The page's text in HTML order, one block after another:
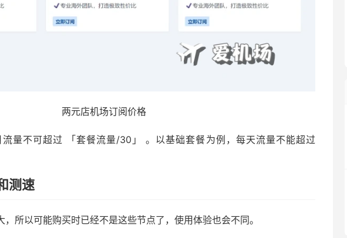
两元店机场订阅价格
量不可超过 「套餐流量/30」 。以基础套餐为例，每天流量不能超过
测速
所以可能购买时已经不是这些节点了，使用体验也会不同。